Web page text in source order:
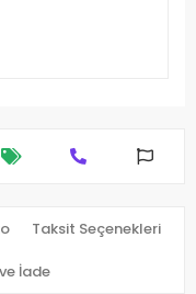
Taksit Seçenekleri
İade